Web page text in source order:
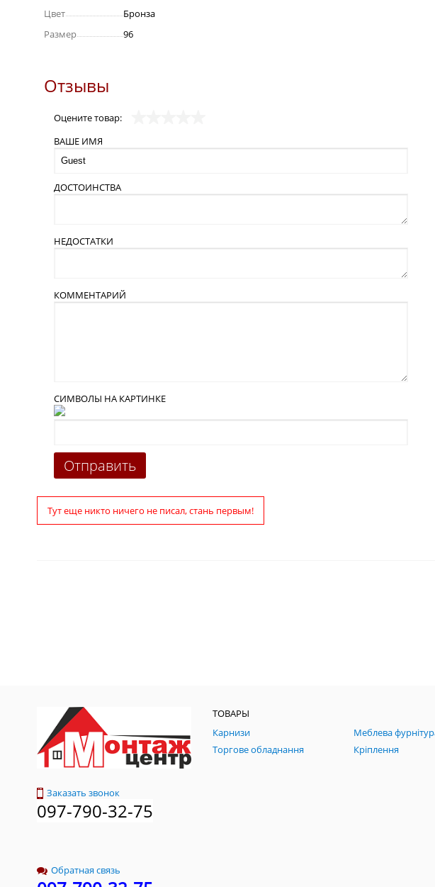
Цвет
Бронза
Размер
96
Отзывы
Оцените товар:
ВАШЕ ИМЯ
ДОСТОИНСТВА
НЕДОСТАТКИ
КОММЕНТАРИЙ
СИМВОЛЫ НА КАРТИНКЕ
Тут еще никто ничего не писал, стань первым!
Заказать звонок
097-790-32-75
Обратная связь
ТОВАРЫ
Карнизи
Меблева
Торгове обладнання
Кріплення